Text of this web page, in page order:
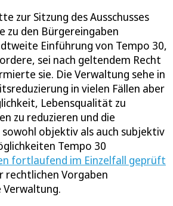
zur Sitzung des Ausschusses
zu den Bürgereingaben
Einführung von Tempo 30,
sei nach geltendem Recht
sie. Die Verwaltung sehe in
in vielen Fällen aber
Lebensqualität zu
zu reduzieren und die
objektiv als auch subjektiv
Tempo 30
fortlaufend im Einzelfall geprüft
rechtlichen Vorgaben